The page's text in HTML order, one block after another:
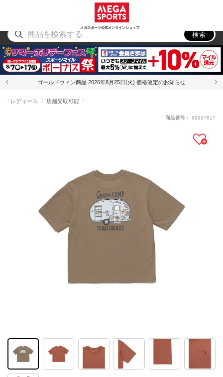
メガスポーツ公式オンラインショップ
アウトドア
検索
ゴールドウィン商品 2026年8月25日(火) 価格改定のお知らせ
レディース 店舗受取可能
商品番号： 69997617